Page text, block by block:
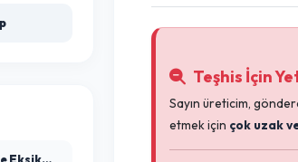
Domates
Teşhis
Sayın